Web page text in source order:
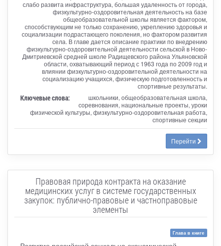
слабо развита инфраструктура, большая удаленность от города,
физкультурно-оздоровительная деятельность на базе
общеобразовательной школы является фактором,
способствующим не только сохранению, укреплению здоровья и
социализации подрастающего поколения, но фактором развития
села. В главе дается описание практики по внедрению
физкультурно-оздоровительной деятельности сельской в Ново-
Дмитриевской средней школе Радищевского района Ульяновской
области, охватывающий период с 1963 года по 2009 год и
влиянии физкультурно-оздоровительной деятельности на
социализацию учащихся, физическую подготовленность и
спортивные результаты.
Ключевые слова:
школьники, общеобразовательная школа,
соревнования, национальные проекты, уроки
физической культуры, физкультурно-оздоровительная работа,
спортивные секции
Перейти
Правовая природа контракта на оказание
медицинских услуг в системе государственных
закупок: публично-правовые и частноправовые
элементы
Глава в книге